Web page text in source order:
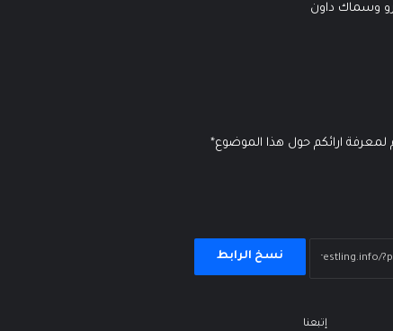
وسماك داون
لمعرفة ارائكم حول هذا الموضوع*
نسخ الرابط
إتبعنا